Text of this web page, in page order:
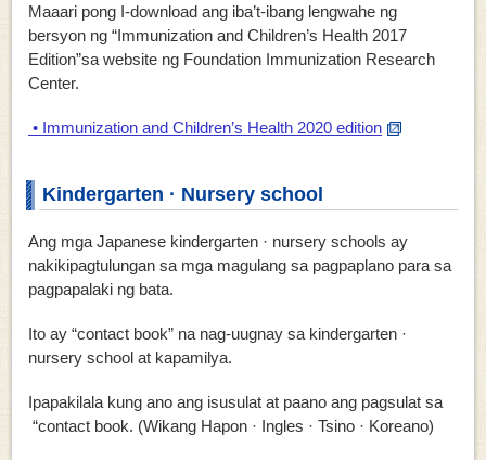
Maaari pong I-download ang iba’t-ibang lengwahe ng
bersyon ng “Immunization and Children’s Health 2017
Edition”sa website ng Foundation Immunization Research
Center.
• Immunization and Children’s Health 2020 edition
Kindergarten · Nursery school
Ang mga Japanese kindergarten · nursery schools ay
nakikipagtulungan sa mga magulang sa pagpaplano para sa
pagpapalaki ng bata.
Ito ay “contact book” na nag-uugnay sa kindergarten ·
nursery school at kapamilya.
Ipapakilala kung ano ang isusulat at paano ang pagsulat sa
“contact book. (Wikang Hapon · Ingles · Tsino · Koreano)